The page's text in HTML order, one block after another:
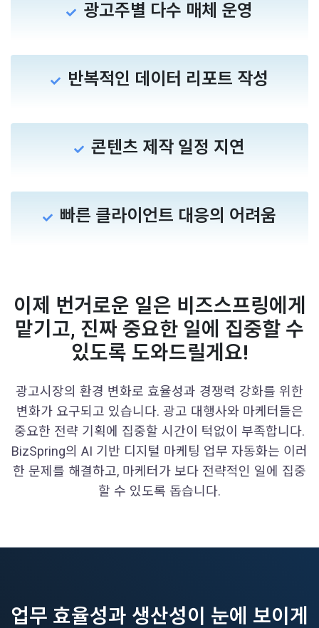
광고주별 다수 매체 운영
반복적인 데이터 리포트 작성
콘텐츠 제작 일정 지연
빠른 클라이언트 대응의 어려움
이제 번거로운 일은 비즈스프링에게
맡기고, 진짜 중요한 일에 집중할 수
있도록 도와드릴게요!
광고시장의 환경 변화로 효율성과 경쟁력 강화를 위한
변화가 요구되고 있습니다. 광고 대행사와 마케터들은
중요한 전략 기획에 집중할 시간이 턱없이 부족합니다.
BizSpring의 AI 기반 디지털 마케팅 업무 자동화는 이러
한 문제를 해결하고, 마케터가 보다 전략적인 일에 집중
할 수 있도록 돕습니다.
업무 효율성과 생산성이 눈에 보이게